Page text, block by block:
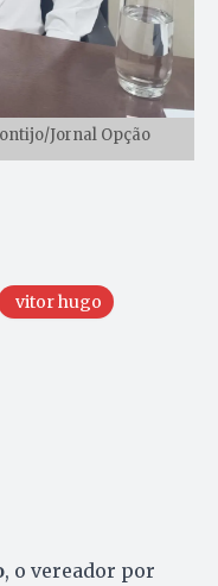
Jornal Opção
vitor hugo
, o vereador por